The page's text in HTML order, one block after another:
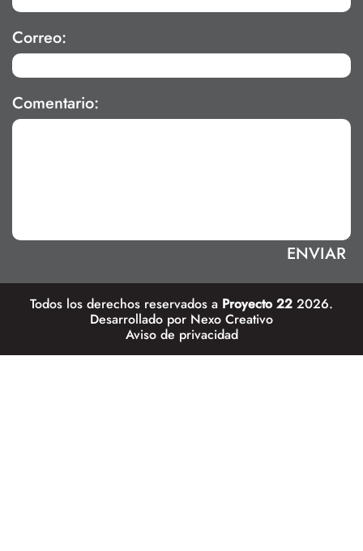
Correo:
Comentario:
Todos los derechos reservados a Proyecto 22 2026.
Desarrollado por Nexo Creativo
Aviso de privacidad